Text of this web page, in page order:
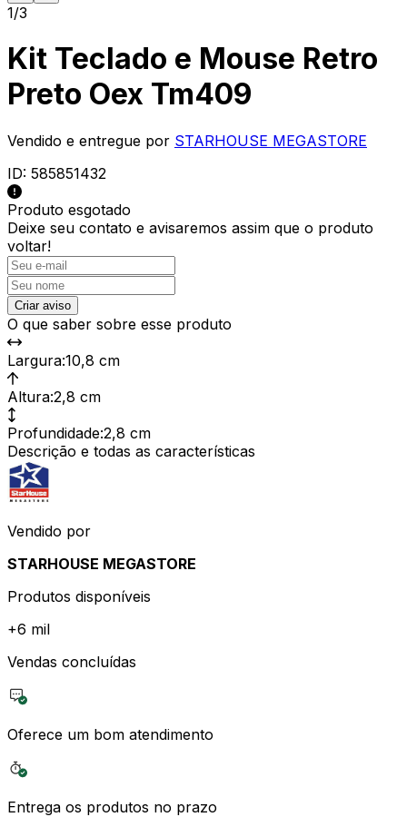
1/3
Kit Teclado e Mouse Retro
Preto Oex Tm409
Vendido e entregue por STARHOUSE MEGASTORE
ID: 585851432
Produto esgotado
Deixe seu contato e avisaremos assim que o produto
voltar!
Criar aviso
O que saber sobre esse produto
Largura:10,8 cm
Altura:2,8 cm
Profundidade:2,8 cm
Descrição e todas as características
Vendido por
STARHOUSE MEGASTORE
Produtos disponíveis
+6 mil
Vendas concluídas
Oferece um bom atendimento
Entrega os produtos no prazo